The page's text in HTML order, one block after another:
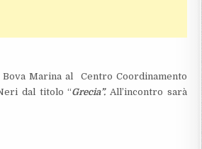
Marina al Centro Coordinamento
dal titolo “Grecia”.All’incontro sarà